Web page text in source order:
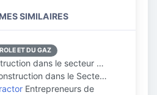
SIMILAIRES
ET DU GAZ
dans le secteur …
dans le Secte…
Entrepreneurs de